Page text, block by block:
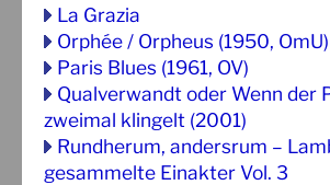
La Grazia
Orphée / Orpheus (1950, OmU)
Paris Blues (1961, OV)
Qualverwandt oder Wenn der
zweimal klingelt (2001)
Rundherum, andersrum –
gesammelte Einakter Vol. 3